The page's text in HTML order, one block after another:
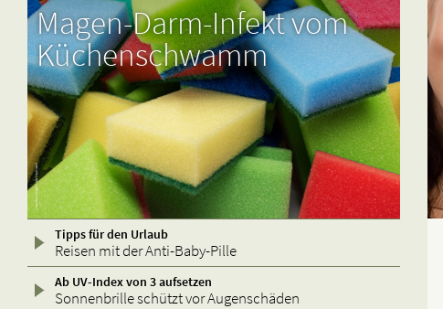
Magen-Darm-Infekt vom
Küchenschwamm
Tipps für den Urlaub
Reisen mit der Anti-Baby-Pille
Ab UV-Index von 3 aufsetzen
Sonnenbrille schützt vor Augenschäden